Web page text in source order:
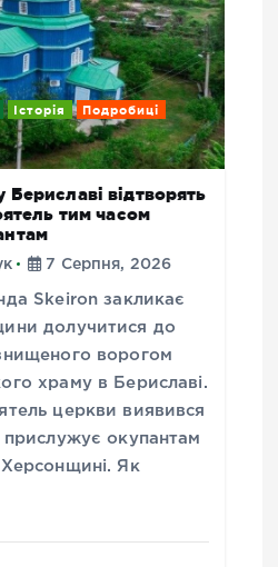
Історія Подробиці
відтворять
тим часом
7 Серпня, 2026
Skeiron закликає
долучитися до
ворогом
храму в Бериславі.
церкви виявився
прислужує окупантам
Херсонщині. Як